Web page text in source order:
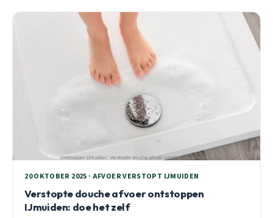
20 OKTOBER 2025 · AFVOER VERSTOPT IJMUIDEN
Verstopte douche afvoer ontstoppen
IJmuiden: doe het zelf